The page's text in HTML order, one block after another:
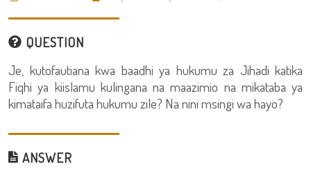
QUESTION
Je, kutofautiana kwa baadhi ya hukumu za Jihadi katika
Fiqhi ya kiislamu kulingana na maazimio na mikataba ya
kimataifa huzifuta hukumu zile? Na nini msingi wa hayo?
ANSWER